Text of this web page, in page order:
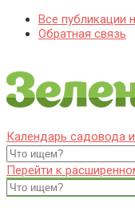
Все публикации
Обратная связь
Zelenj.ru – все про
птицеводство
Особенности
птицеводства.
Уход за дачным
советы дачникам и
Календарь садовода
Перейти к